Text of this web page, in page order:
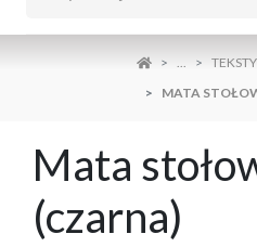
...
MATA
Mata
(czarna)